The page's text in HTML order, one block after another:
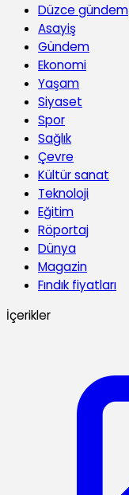
Düzce gündem
Asayiş
Gündem
Ekonomi
Yaşam
Siyaset
Spor
Sağlık
Çevre
Kültür sanat
Teknoloji
Eğitim
Röportaj
Dünya
Magazin
Fındık fiyatları
İçerikler